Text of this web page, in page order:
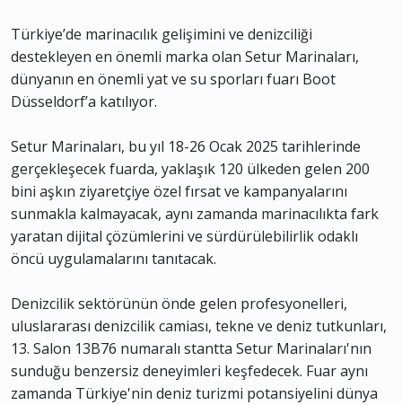
Türkiye’de marinacılık gelişimini ve denizciliği
destekleyen en önemli marka olan Setur Marinaları,
dünyanın en önemli yat ve su sporları fuarı Boot
Düsseldorf’a katılıyor.
Setur Marinaları, bu yıl 18-26 Ocak 2025 tarihlerinde
gerçekleşecek fuarda, yaklaşık 120 ülkeden gelen 200
bini aşkın ziyaretçiye özel fırsat ve kampanyalarını
sunmakla kalmayacak, aynı zamanda marinacılıkta fark
yaratan dijital çözümlerini ve sürdürülebilirlik odaklı
öncü uygulamalarını tanıtacak.
Denizcilik sektörünün önde gelen profesyonelleri,
uluslararası denizcilik camiası, tekne ve deniz tutkunları,
13. Salon 13B76 numaralı stantta Setur Marinaları'nın
sunduğu benzersiz deneyimleri keşfedecek. Fuar aynı
zamanda Türkiye'nin deniz turizmi potansiyelini dünya